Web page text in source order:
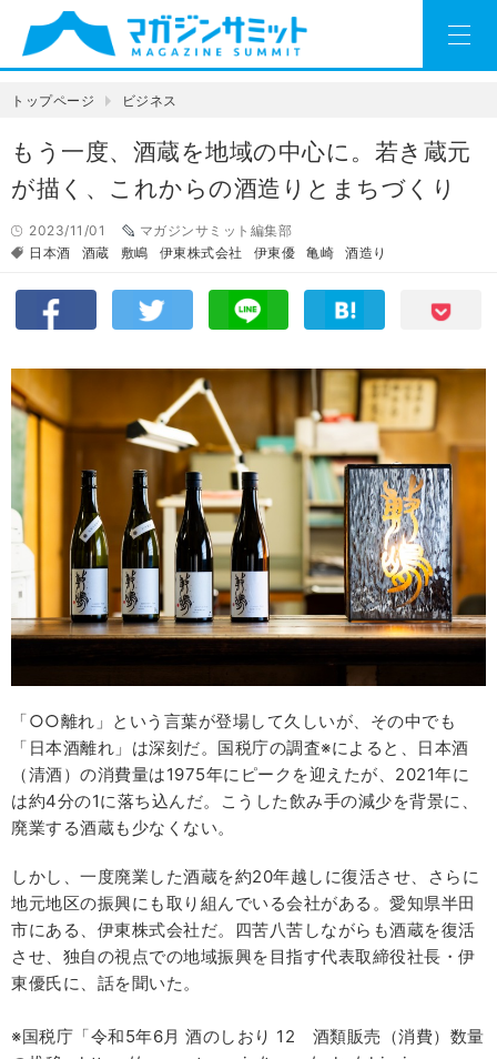
トップページ ビジネス
もう一度、酒蔵を地域の中心に。若き蔵元
が描く、これからの酒造りとまちづくり
2023/11/01
マガジンサミット編集部
日本酒
酒蔵 敷嶋 伊東株式会社 伊東優 亀崎 酒造り
「○○離れ」という言葉が登場して久しいが、その中でも
「日本酒離れ」は深刻だ。国税庁の調査※によると、日本酒
（清酒）の消費量は1975年にピークを迎えたが、2021年に
は約4分の1に落ち込んだ。こうした飲み手の減少を背景に、
廃業する酒蔵も少なくない。
しかし、一度廃業した酒蔵を約20年越しに復活させ、さらに
地元地区の振興にも取り組んでいる会社がある。愛知県半田
市にある、伊東株式会社だ。四苦八苦しながらも酒蔵を復活
させ、独自の視点での地域振興を目指す代表取締役社長・伊
東優氏に、話を聞いた。
※国税庁「令和5年6月 酒のしおり 12 酒類販売（消費）数量